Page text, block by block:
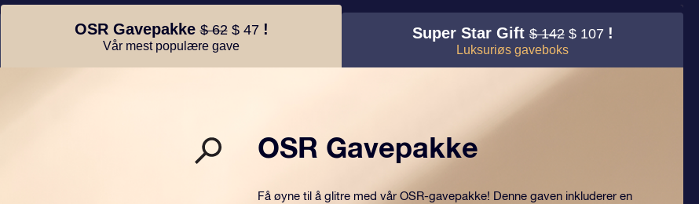
OSR Gavepakke$ 62 $ 47 !
Vår mest populære gave
Super Star Gift$ 142 $ 107 !
Luksuriøs gaveboks
OSR Gavepakke
Få øyne til å glitre med vår OSR-gavepakke! Denne gaven inkluderer en